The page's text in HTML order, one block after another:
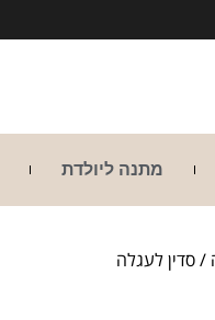
מתנה ליולדת
/ סדין לעגלה